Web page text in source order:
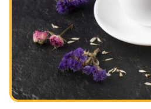
Посты в память о
Ханука
Пурим